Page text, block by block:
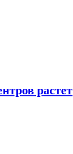
растет